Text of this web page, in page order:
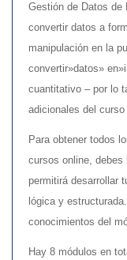
Gestión de Datos de
convertir datos a
manipulación en la
convertir»datos»
cuantitativo – por lo
adicionales del
Para obtener todos
cursos online,
permitirá desarrollar
lógica y
conocimientos del
Hay 8 módulos en